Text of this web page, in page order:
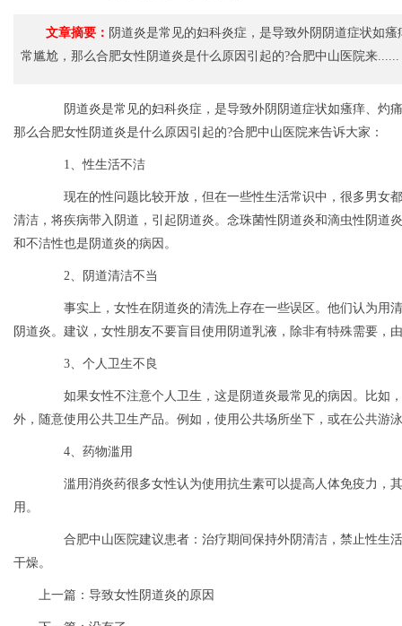
文章摘要： 阴道炎是常见的妇科炎症，是导致外阴阴道症状如
常尴尬，那么合肥女性阴道炎是什么原因引起的?合肥中山医院来......
阴道炎是常见的妇科炎症，是导致外阴阴道症状如瘙痒、灼
那么合肥女性阴道炎是什么原因引起的?合肥中山医院来告诉大家：
1、性生活不洁
现在的性问题比较开放，但在一些性生活常识中，很多男女
清洁，将疾病带入阴道，引起阴道炎。念珠菌性阴道炎和滴虫性阴道
和不洁性也是阴道炎的病因。
2、阴道清洁不当
事实上，女性在阴道炎的清洗上存在一些误区。他们认为用
阴道炎。建议，女性朋友不要盲目使用阴道乳液，除非有特殊需要，
3、个人卫生不良
如果女性不注意个人卫生，这是阴道炎最常见的病因。比如
外，随意使用公共卫生产品。例如，使用公共场所坐下，或在公共游
4、药物滥用
滥用消炎药很多女性认为使用抗生素可以提高人体免疫力，
用。
合肥中山医院建议患者：治疗期间保持外阴清洁，禁止性生
干燥。
上一篇： 导致女性阴道炎的原因